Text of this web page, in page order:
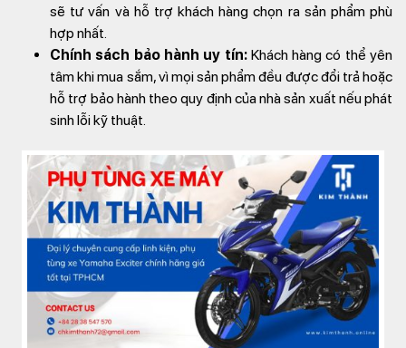
sẽ tư vấn và hỗ trợ khách hàng chọn ra sản phẩm phù
hợp nhất.
Chính sách bảo hành uy tín:Khách hàng có thể yên
tâm khi mua sắm, vì mọi sản phẩm đều được đổi trả hoặc
hỗ trợ bảo hành theo quy định của nhà sản xuất nếu phát
sinh lỗi kỹ thuật.